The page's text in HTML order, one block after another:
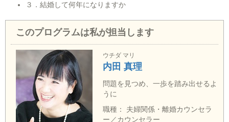
３．結婚して何年になりますか
このプログラムは私が担当します
ウチダ マリ
内田 真理
問題を見つめ、一歩を踏み出せるよ
うに
職種： 夫婦関係・離婚カウンセラ
ー／カウンセラー